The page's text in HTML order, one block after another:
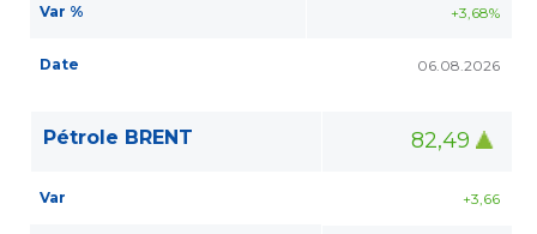
Var % +3,68%
Date 06.08.2026
Pétrole BRENT 82,49
Var +3,66